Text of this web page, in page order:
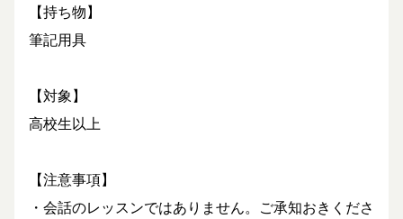
【持ち物】
筆記用具
【対象】
高校生以上
【注意事項】
・会話のレッスンではありません。ご承知おきくださ